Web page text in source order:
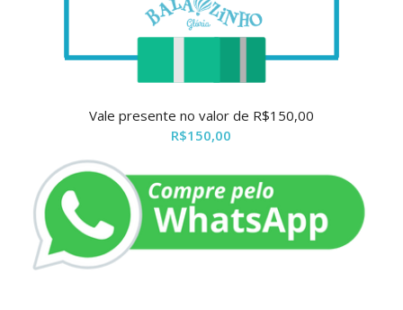
Vale presente no valor de R$150,00
R$150,00